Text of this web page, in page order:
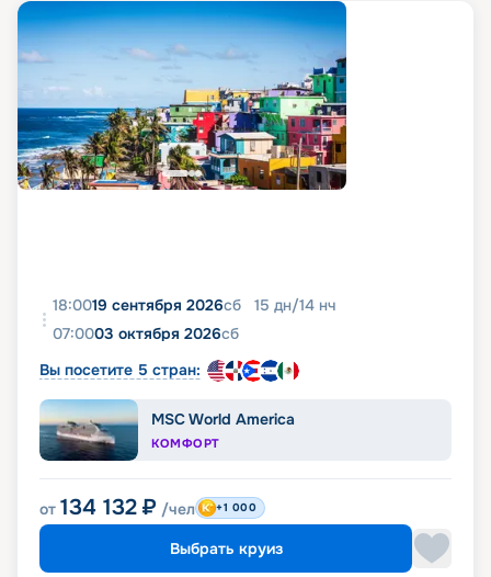
18:0019 сентября 2026сб 15 дн/14 нч
07:0003 октября 2026сб
Вы посетите 5 стран:
MSC World America
КОМФОРТ
от 134 132 ₽ /чел +1 000
Выбрать круиз